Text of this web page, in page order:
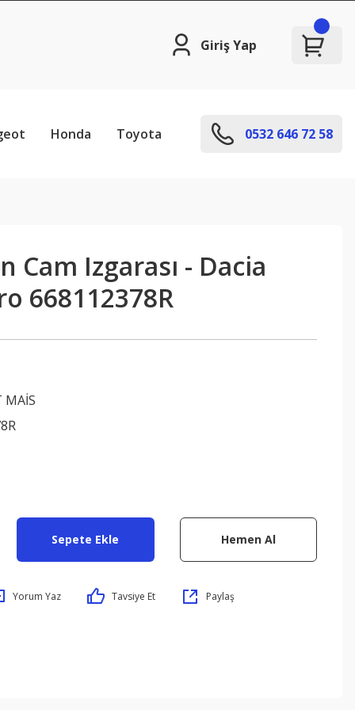
Giriş Yap
Honda Toyota 0532 646 72 58
Cam Izgarası - Dacia
668112378R
MAİS
Sepete Ekle Hemen Al
Yorum Yaz Tavsiye Et Paylaş